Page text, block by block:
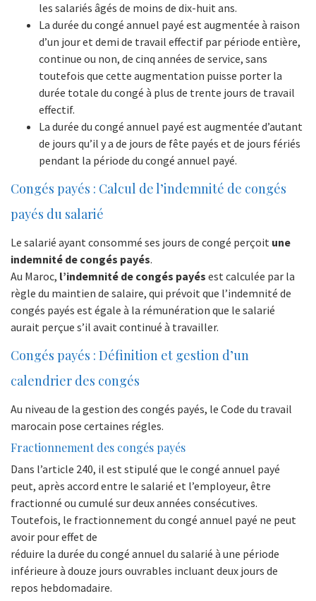
les salariés âgés de moins de dix-huit ans.
La durée du congé annuel payé est augmentée à raison
d’un jour et demi de travail effectif par période entière,
continue ou non, de cinq années de service, sans
toutefois que cette augmentation puisse porter la
durée totale du congé à plus de trente jours de travail
effectif.
La durée du congé annuel payé est augmentée d’autant
de jours qu’il y a de jours de fête payés et de jours fériés
pendant la période du congé annuel payé.
Congés payés : Calcul de l’indemnité de congés
payés du salarié
Le salarié ayant consommé ses jours de congé perçoit une
indemnité de congés payés.
Au Maroc, l’indemnité de congés payés est calculée par la
règle du maintien de salaire, qui prévoit que l’indemnité de
congés payés est égale à la rémunération que le salarié
aurait perçue s’il avait continué à travailler.
Congés payés : Définition et gestion d’un
calendrier des congés
Au niveau de la gestion des congés payés, le Code du travail
marocain pose certaines régles.
Fractionnement des congés payés
Dans l’article 240, il est stipulé que le congé annuel payé
peut, après accord entre le salarié et l’employeur, être
fractionné ou cumulé sur deux années consécutives.
Toutefois, le fractionnement du congé annuel payé ne peut
avoir pour effet de
réduire la durée du congé annuel du salarié à une période
inférieure à douze jours ouvrables incluant deux jours de
repos hebdomadaire.